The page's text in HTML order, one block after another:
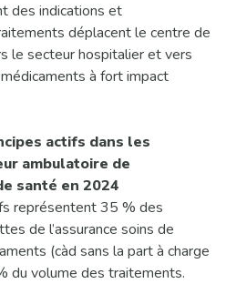
des indications et
déplacent le centre de
le secteur hospitalier et vers
à fort impact
actifs dans les
ambulatoire de
santé en 2024
représentent 35 % des
de l’assurance soins de
(càd sans la part à charge
du volume des traitements.